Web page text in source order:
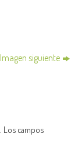
Imagen siguiente
Los campos